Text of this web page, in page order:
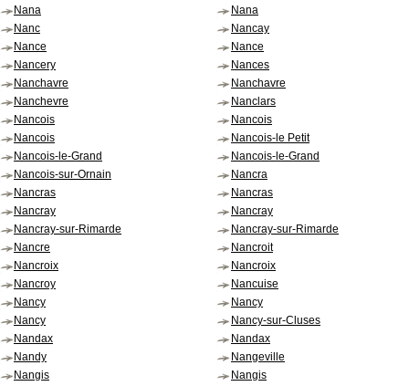
Nana
Nana
Nanc
Nancay
Nance
Nance
Nancery
Nances
Nanchavre
Nanchavre
Nanchevre
Nanclars
Nancois
Nancois
Nancois
Nancois-le Petit
Nancois-le-Grand
Nancois-le-Grand
Nancois-sur-Ornain
Nancra
Nancras
Nancras
Nancray
Nancray
Nancray-sur-Rimarde
Nancray-sur-Rimarde
Nancre
Nancroit
Nancroix
Nancroix
Nancroy
Nancuise
Nancy
Nancy
Nancy
Nancy-sur-Cluses
Nandax
Nandax
Nandy
Nangeville
Nangis
Nangis